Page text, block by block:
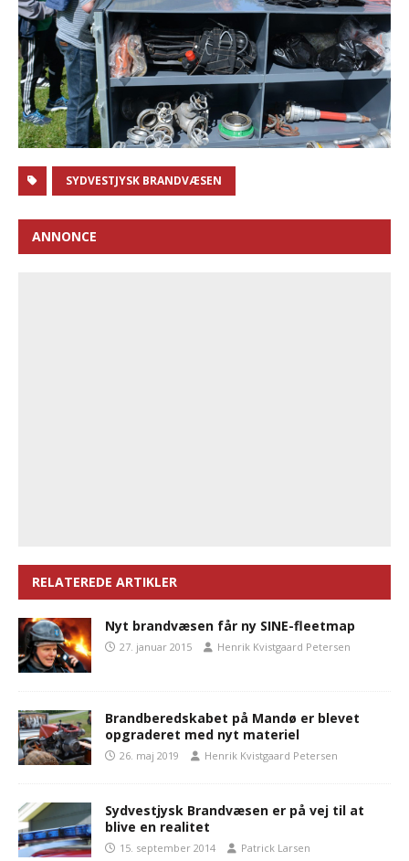
SYDVESTJYSK BRANDVÆSEN
ANNONCE
RELATEREDE ARTIKLER
Nyt brandvæsen får ny SINE-fleetmap
27. januar 2015 Henrik Kvistgaard Petersen
Brandberedskabet på Mandø er blevet
opgraderet med nyt materiel
26. maj 2019 Henrik Kvistgaard Petersen
Sydvestjysk Brandvæsen er på vej til at
blive en realitet
15. september 2014 Patrick Larsen